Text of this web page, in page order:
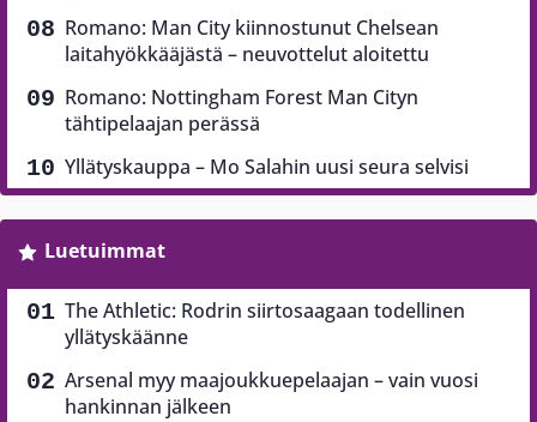
Romano: Man City kiinnostunut Chelsean
laitahyökkääjästä – neuvottelut aloitettu
Romano: Nottingham Forest Man Cityn
tähtipelaajan perässä
Yllätyskauppa – Mo Salahin uusi seura selvisi
Luetuimmat
The Athletic: Rodrin siirtosaagaan todellinen
yllätyskäänne
Arsenal myy maajoukkuepelaajan – vain vuosi
hankinnan jälkeen